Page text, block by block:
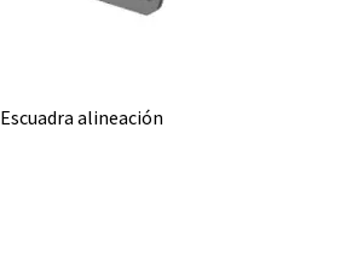
Escuadra alineación